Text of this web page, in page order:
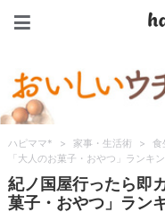
ハピママ* > 家事・生活術 > 食
「大人のお菓子・おやつ」ランキ
紀ノ国屋行ったら即
菓子・おやつ」ラン